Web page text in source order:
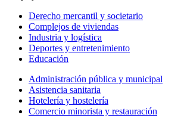
Derecho mercantil y societario
Complejos de viviendas
Industria y logística
Deportes y entretenimiento
Educación
Administración pública y municipal
Asistencia sanitaria
Hotelería y hostelería
Comercio minorista y restauración